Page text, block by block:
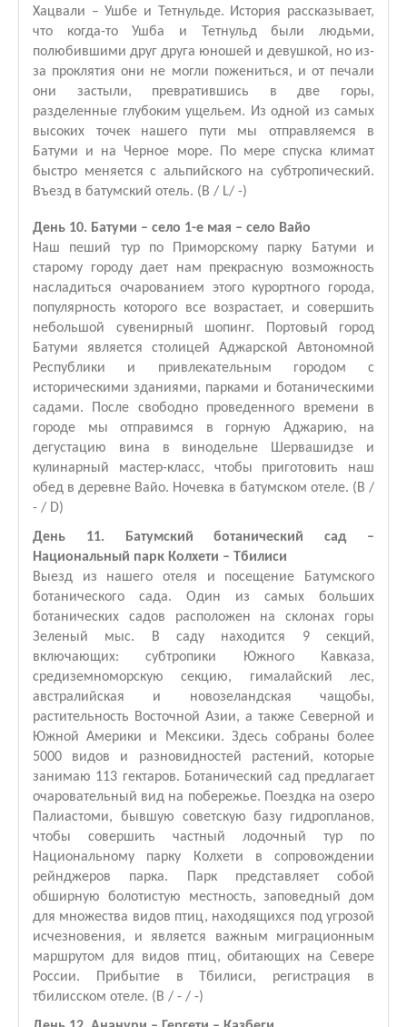
Хацвали – Ушбе и Тетнульде. История рассказывает,
что когда-то Ушба и Тетнульд были людьми,
полюбившими друг друга юношей и девушкой, но из-
за проклятия они не могли пожениться, и от печали
они застыли, превратившись в две горы,
разделенные глубоким ущельем. Из одной из самых
высоких точек нашего пути мы отправляемся в
Батуми и на Черное море. По мере спуска климат
быстро меняется с альпийского на субтропический.
Въезд в батумский отель. (B / L/ -)
День 10. Батуми – село 1-е мая – село Вайо
Наш пеший тур по Приморскому парку Батуми и
старому городу дает нам прекрасную возможность
насладиться очарованием этого курортного города,
популярность которого все возрастает, и совершить
небольшой сувенирный шопинг. Портовый город
Батуми является столицей Аджарской Автономной
Республики и привлекательным городом с
историческими зданиями, парками и ботаническими
садами. После свободно проведенного времени в
городе мы отправимся в горную Аджарию, на
дегустацию вина в винодельне Шервашидзе и
кулинарный мастер-класс, чтобы приготовить наш
обед в деревне Вайо. Ночевка в батумском отеле. (B /
- / D)
День 11. Батумский ботанический сад –
Национальный парк Колхети – Тбилиси
Выезд из нашего отеля и посещение Батумского
ботанического сада. Один из самых больших
ботанических садов расположен на склонах горы
Зеленый мыс. В саду находится 9 секций,
включающих: субтропики Южного Кавказа,
средиземноморскую секцию, гималайский лес,
австралийская и новозеландская чащобы,
растительность Восточной Азии, а также Северной и
Южной Америки и Мексики. Здесь собраны более
5000 видов и разновидностей растений, которые
занимаю 113 гектаров. Ботанический сад предлагает
очаровательный вид на побережье. Поездка на озеро
Палиастоми, бывшую советскую базу гидропланов,
чтобы совершить частный лодочный тур по
Национальному парку Колхети в сопровождении
рейнджеров парка. Парк представляет собой
обширную болотистую местность, заповедный дом
для множества видов птиц, находящихся под угрозой
исчезновения, и является важным миграционным
маршрутом для видов птиц, обитающих на Севере
России. Прибытие в Тбилиси, регистрация в
тбилисском отеле. (B / - / -)